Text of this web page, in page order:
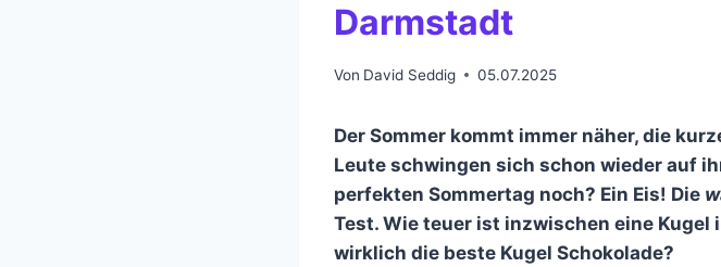
Darmstadt
Von David Seddig 05.07.2025
Der Sommer kommt immer näher, die
Leute schwingen sich schon wieder auf
perfekten Sommertag noch? Ein Eis! Die
Test. Wie teuer ist inzwischen eine
wirklich die beste Kugel Schokolade?